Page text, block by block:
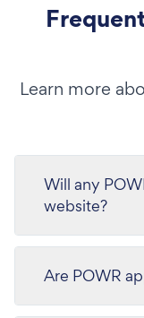
Learn more
Will any
website?
Are POWR